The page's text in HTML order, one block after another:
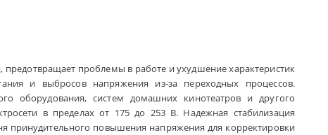
проблемы в работе и ухудшение характеристик
и выбросов напряжения из-за переходных процессов.
оборудования, систем домашних кинотеатров и другого
в пределах от 175 до 253 В. Надежная стабилизация
принудительного повышения напряжения для корректировки